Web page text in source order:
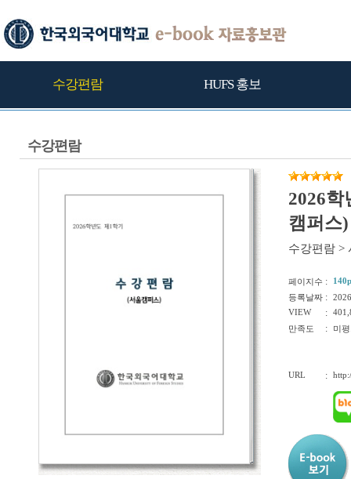
수강편람 HUFS 홍보
수강편람
2026학
캠퍼스)
수강편람 >
페이지수 :
등록날짜 :
VIEW
:
만족도
: 미
URL :